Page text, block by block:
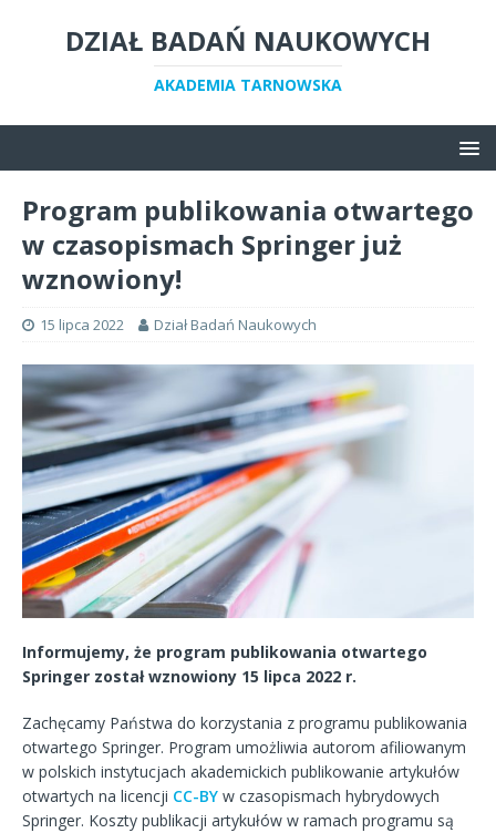
DZIAŁ BADAŃ NAUKOWYCH
AKADEMIA TARNOWSKA
Program publikowania otwartego
w czasopismach Springer już
wznowiony!
15 lipca 2022 Dział Badań Naukowych
Informujemy, że program publikowania otwartego
Springer został wznowiony 15 lipca 2022 r.
Zachęcamy Państwa do korzystania z programu publikowania
otwartego Springer. Program umożliwia autorom afiliowanym
w polskich instytucjach akademickich publikowanie artykułów
otwartych na licencji CC-BY w czasopismach hybrydowych
Springer. Koszty publikacji artykułów w ramach programu są